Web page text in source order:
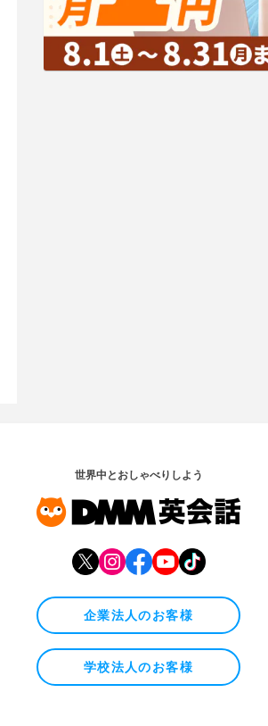
世界中とおしゃべりしよう
企業法人のお客様
学校法人のお客様